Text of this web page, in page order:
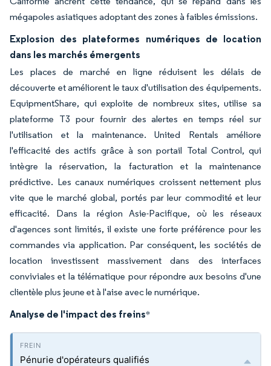
mégapoles asiatiques adoptant des zones à faibles émissions.
Explosion des plateformes numériques de location
dans les marchés émergents
Les places de marché en ligne réduisent les délais de
découverte et améliorent le taux d'utilisation des équipements.
EquipmentShare, qui exploite de nombreux sites, utilise sa
plateforme T3 pour fournir des alertes en temps réel sur
l'utilisation et la maintenance. United Rentals améliore
l'efficacité des actifs grâce à son portail Total Control, qui
intègre la réservation, la facturation et la maintenance
prédictive. Les canaux numériques croissent nettement plus
vite que le marché global, portés par leur commodité et leur
efficacité. Dans la région Asie-Pacifique, où les réseaux
d'agences sont limités, il existe une forte préférence pour les
commandes via application. Par conséquent, les sociétés de
location investissent massivement dans des interfaces
conviviales et la télématique pour répondre aux besoins d'une
clientèle plus jeune et à l'aise avec le numérique.
Analyse de l'impact des freins*
Pénurie d'opérateurs qualifiés